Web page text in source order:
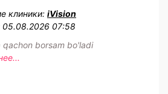
клиники: iVision
05.08.2026 07:58
qachon borsam bo'ladi